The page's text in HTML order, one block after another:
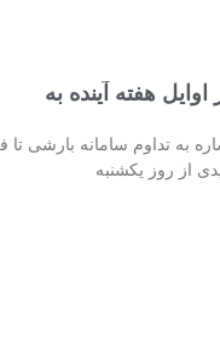
هفته آینده به
به تداوم سامانه بارشی تا
از روز یکشنبه